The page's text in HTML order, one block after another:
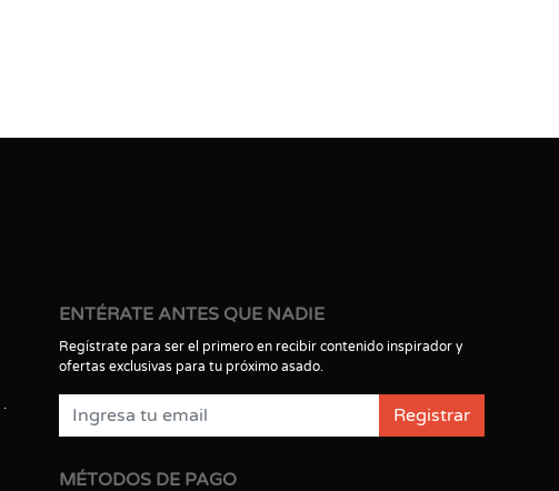
ENTÉRATE ANTES QUE NADIE
Regístrate para ser el primero en recibir contenido inspirador y
ofertas exclusivas para tu próximo asado.
Registrar
MÉTODOS DE PAGO